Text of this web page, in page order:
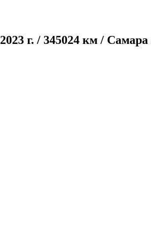
2023 г. / 345024 км / Самара